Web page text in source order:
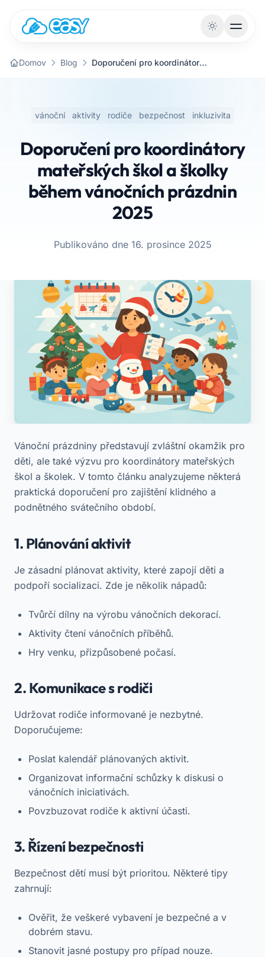
Domov Blog Doporučení pro koordinátory mateřských škol a školky během vánočních prázdnin 2025
vánoční aktivity rodiče bezpečnost inkluzivita
Doporučení pro koordinátory
mateřských škol a školky
během vánočních prázdnin
2025
Publikováno dne 16. prosince 2025
Vánoční prázdniny představují zvláštní okamžik pro
děti, ale také výzvu pro koordinátory mateřských
škol a školek. V tomto článku analyzujeme některá
praktická doporučení pro zajištění klidného a
podnětného svátečního období.
1. Plánování aktivit
Je zásadní plánovat aktivity, které zapojí děti a
podpoří socializaci. Zde je několik nápadů:
Tvůrčí dílny na výrobu vánočních dekorací.
Aktivity čtení vánočních příběhů.
Hry venku, přizpůsobené počasí.
2. Komunikace s rodiči
Udržovat rodiče informované je nezbytné.
Doporučujeme:
Poslat kalendář plánovaných aktivit.
Organizovat informační schůzky k diskusi o
vánočních iniciativách.
Povzbuzovat rodiče k aktivní účasti.
3. Řízení bezpečnosti
Bezpečnost dětí musí být prioritou. Některé tipy
zahrnují:
Ověřit, že veškeré vybavení je bezpečné a v
dobrém stavu.
Stanovit jasné postupy pro případ nouze.